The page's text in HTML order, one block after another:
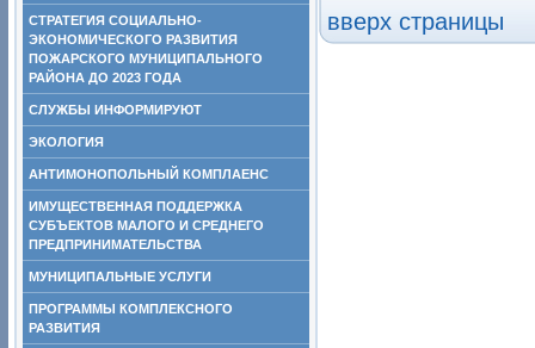
СТРАТЕГИЯ СОЦИАЛЬНО-
ЭКОНОМИЧЕСКОГО РАЗВИТИЯ
ПОЖАРСКОГО МУНИЦИПАЛЬНОГО
РАЙОНА ДО 2023 ГОДА
СЛУЖБЫ ИНФОРМИРУЮТ
ЭКОЛОГИЯ
АНТИМОНОПОЛЬНЫЙ КОМПЛАЕНС
ИМУЩЕСТВЕННАЯ ПОДДЕРЖКА
СУБЪЕКТОВ МАЛОГО И СРЕДНЕГО
ПРЕДПРИНИМАТЕЛЬСТВА
МУНИЦИПАЛЬНЫЕ УСЛУГИ
ПРОГРАММЫ КОМПЛЕКСНОГО
РАЗВИТИЯ
вверх страницы